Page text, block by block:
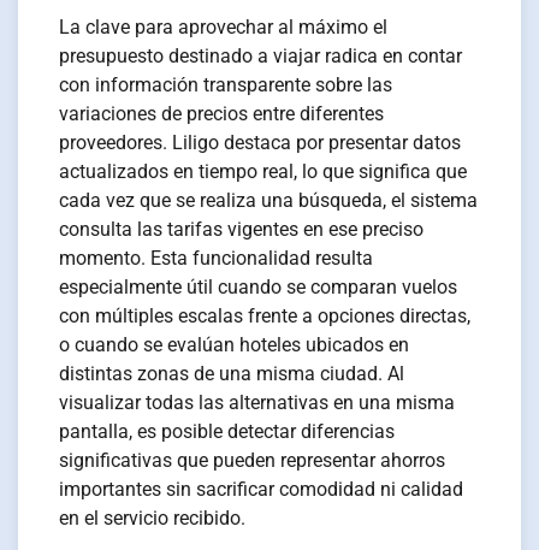
La clave para aprovechar al máximo el
presupuesto destinado a viajar radica en contar
con información transparente sobre las
variaciones de precios entre diferentes
proveedores. Liligo destaca por presentar datos
actualizados en tiempo real, lo que significa que
cada vez que se realiza una búsqueda, el sistema
consulta las tarifas vigentes en ese preciso
momento. Esta funcionalidad resulta
especialmente útil cuando se comparan vuelos
con múltiples escalas frente a opciones directas,
o cuando se evalúan hoteles ubicados en
distintas zonas de una misma ciudad. Al
visualizar todas las alternativas en una misma
pantalla, es posible detectar diferencias
significativas que pueden representar ahorros
importantes sin sacrificar comodidad ni calidad
en el servicio recibido.